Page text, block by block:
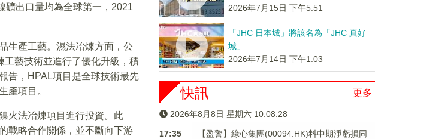
礦出口量均為全球第一，2021
生產工藝。濕法冶煉方面，公
藝技術並進行了優化升級，積
告，HPAL項目是全球技術最先
產項目。
火法冶煉項目進行投資。此
戰略合作關係，並不斷向下游
2026年7月15日 下午5:51
「JHC 日本城」將該名為「JHC 真好
城」
2026年7月14日 下午1:03
更多
快訊
2026年8月8日 星期六 10:08:28
17:35
【盈警】綠心集團(00094.HK)料中期淨虧損同